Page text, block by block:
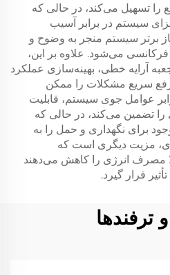
را تسهیل می‌کند، در حالی که
سیستم در برابر آسیب
برتر سیستم منجر به وضوح و
می‌شود. علاوه بر این،
آرایه خطی، بهینه‌سازی عملکرد
سریع مشکلات را ممکن
عوامل جوی سیستم، قابلیت
را تضمین می‌کند، در حالی که
برای نگهداری و حمل را به
مزیت دیگری است که
مصرف انرژی را کاهش می‌دهند
قرار گیرد.
ترفندها